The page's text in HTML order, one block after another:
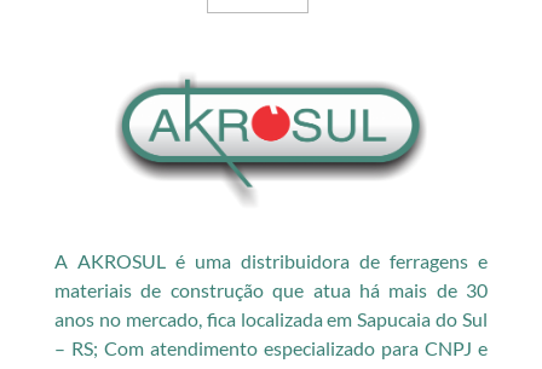
A AKROSUL é uma distribuidora de ferragens e
materiais de construção que atua há mais de 30
anos no mercado, fica localizada em Sapucaia do Sul
– RS; Com atendimento especializado para CNPJ e